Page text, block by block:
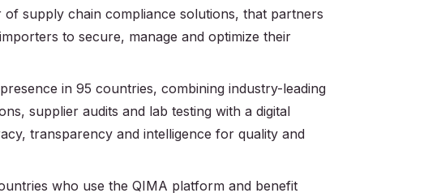
of supply chain compliance solutions, that partners
to secure, manage and optimize their
in 95 countries, combining industry-leading
supplier audits and lab testing with a digital
transparency and intelligence for quality and
who use the QIMA platform and benefit